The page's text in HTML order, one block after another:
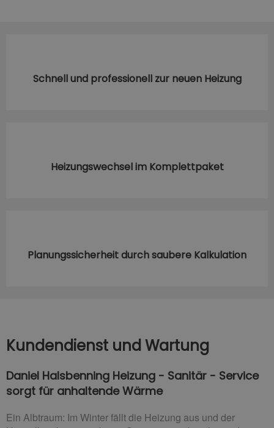
Schnell und professionell zur neuen Heizung
Heizungswechsel im Komplettpaket
Planungssicherheit durch saubere Kalkulation
Kundendienst und Wartung
Daniel Halsbenning Heizung - Sanitär - Service
sorgt für anhaltende Wärme
Ein Albtraum: Im Winter fällt die Heizung aus und der